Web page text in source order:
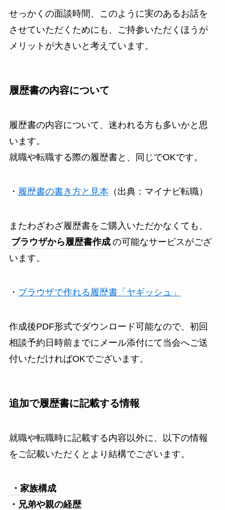
せっかくの面談時間、このように実のあるお話を
させていただくためにも、
ご持参いただくほうが
メリットが大きい と考えています。
履歴書の内容について
履歴書の内容について、迷われる方も多いかと思
います。
就職や転職する際の履歴書と、同じでOKです。
・ 履歴書の書き方と見本 （出典：マイナビ転職）
またわざわざ履歴書をご購入いただかなくても、
ブラウザから履歴書作成 の可能なサービスがござ
います。
・ ブラウザで作れる履歴書「ヤギッシュ」
作成後PDF形式でダウンロード可能なので、初回
相談予約日時前までにメール添付にて当会へご送
付いただければOKでございます。
追加で履歴書に記載する情報
就職や転職時に記載する内容以外に、以下の情報
をご記載いただくとより結構でございます。
・家族構成
・兄弟や親の経歴